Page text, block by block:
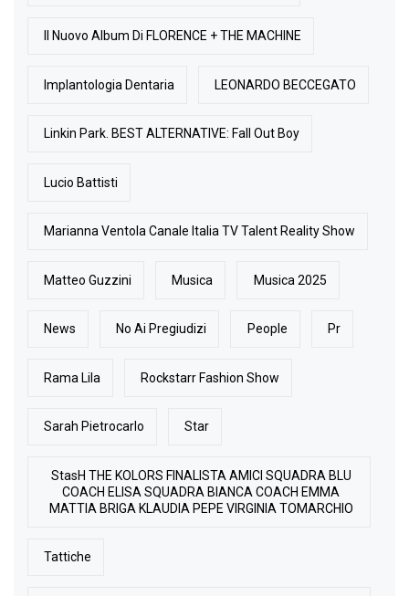
Il Nuovo Album Di FLORENCE + THE MACHINE
Implantologia Dentaria LEONARDO BECCEGATO
Linkin Park. BEST ALTERNATIVE: Fall Out Boy
Lucio Battisti
Marianna Ventola Canale Italia TV Talent Reality Show
Matteo Guzzini Musica Musica 2025
News No Ai Pregiudizi People Pr
Rama Lila Rockstarr Fashion Show
Sarah Pietrocarlo Star
StasH THE KOLORS FINALISTA AMICI SQUADRA BLU
COACH ELISA SQUADRA BIANCA COACH EMMA
MATTIA BRIGA KLAUDIA PEPE VIRGINIA TOMARCHIO
Tattiche